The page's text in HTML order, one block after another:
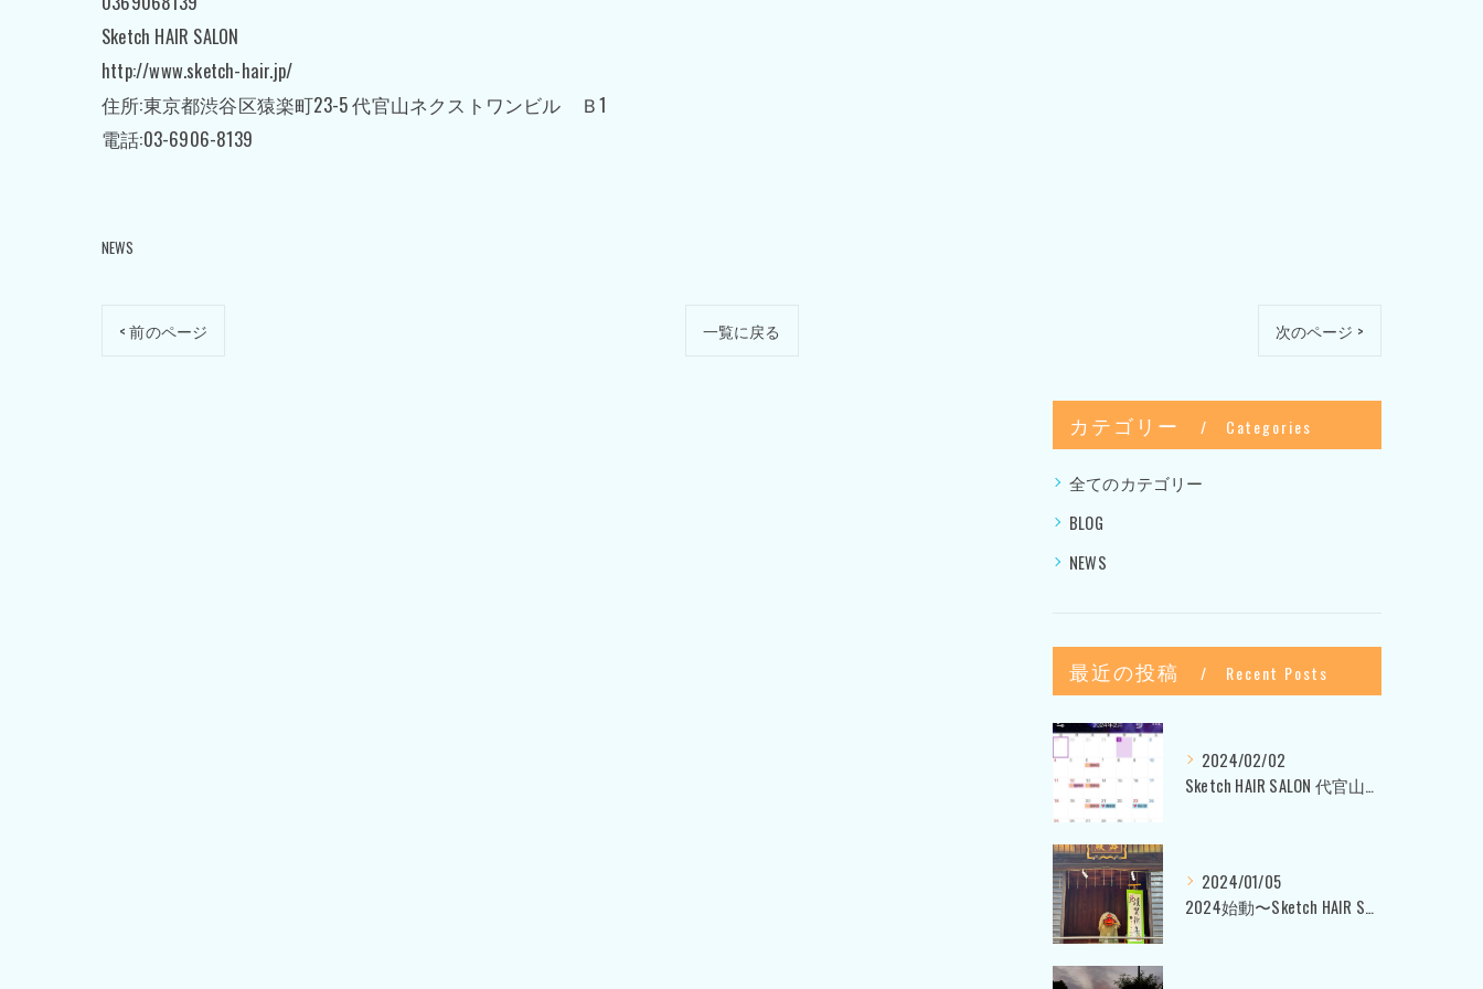
Sketch HAIR SALON
http://www.sketch-hair.jp/
住所:東京都渋谷区猿楽町23-5 代官山ネクストワンビル Ｂ1
電話:03-6906-8139
NEWS
< 前のページ 一覧に戻る 次のページ >
カテゴリー Categories
全てのカテゴリー
BLOG
NEWS
最近の投稿 Recent Posts
2024/02/02
Sketch HAIR SALON 代官山〜美容室ブログ〜
2024/01/05
2024始動〜Sketch HAIR SALON 代官山〜